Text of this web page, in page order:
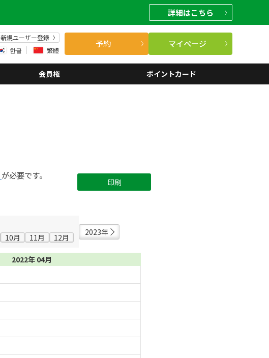
詳細はこちら
新規ユーザー登録
한글 繁體
予約 マイページ
会員権 ポイントカード
が必要です。
印刷
10月 11月 12月
2023年
2022年 04月